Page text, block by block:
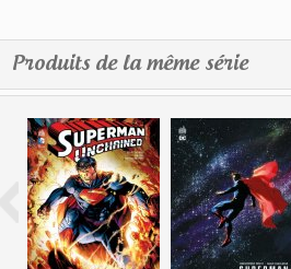
Produits de la même série